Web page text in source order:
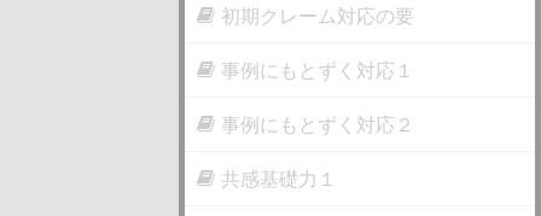
初期クレーム対応の要
事例にもとずく対応１
事例にもとずく対応２
共感基礎力１